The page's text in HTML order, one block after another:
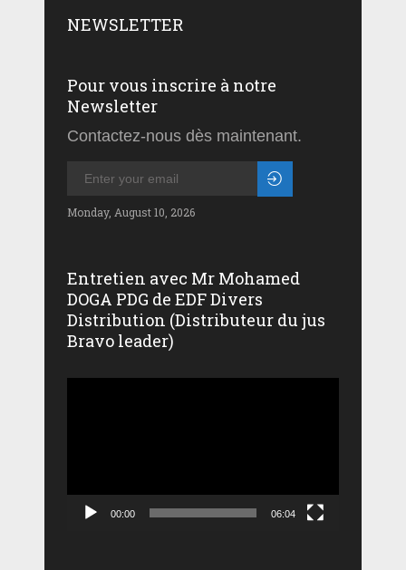
NEWSLETTER
Pour vous inscrire à notre
Newsletter
Contactez-nous dès maintenant.
Monday, August 10, 2026
Entretien avec Mr Mohamed
DOGA PDG de EDF Divers
Distribution (Distributeur du jus
Bravo leader)
00:00 06:04